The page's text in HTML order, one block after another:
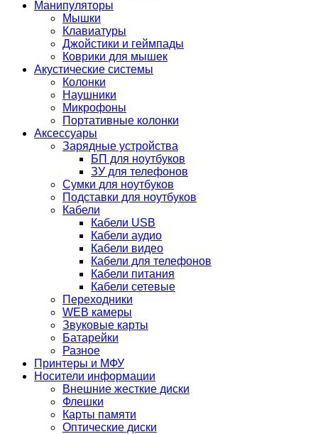
Манипуляторы
Мышки
Клавиатуры
Джойстики и геймпады
Коврики для мышек
Акустические системы
Колонки
Наушники
Микрофоны
Портативные колонки
Аксессуары
Зарядные устройства
БП для ноутбуков
ЗУ для телефонов
Сумки для ноутбуков
Подставки для ноутбуков
Кабели
Кабели USB
Кабели аудио
Кабели видео
Кабели для телефонов
Кабели питания
Кабели сетевые
Переходники
WEB камеры
Звуковые карты
Батарейки
Разное
Принтеры и МФУ
Носители информации
Внешние жесткие диски
Флешки
Карты памяти
Оптические диски